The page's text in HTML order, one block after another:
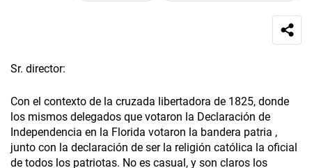
Sr. director:
Con el contexto de la cruzada libertadora de 1825, donde
los mismos delegados que votaron la Declaración de
Independencia en la Florida votaron la bandera patria ,
junto con la declaración de ser la religión católica la oficial
de todos los patriotas. No es casual, y son claros los